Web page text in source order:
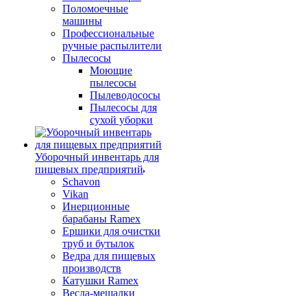
Поломоечные
машины
Профессиональные
ручные распылители
Пылесосы
Моющие
пылесосы
Пылеводососы
Пылесосы для
сухой уборки
Уборочный инвентарь для
пищевых предприятий
Schavon
Vikan
Инерционные
барабаны Ramex
Ершики для очистки
труб и бутылок
Ведра для пищевых
производств
Катушки Ramex
Весла-мешалки